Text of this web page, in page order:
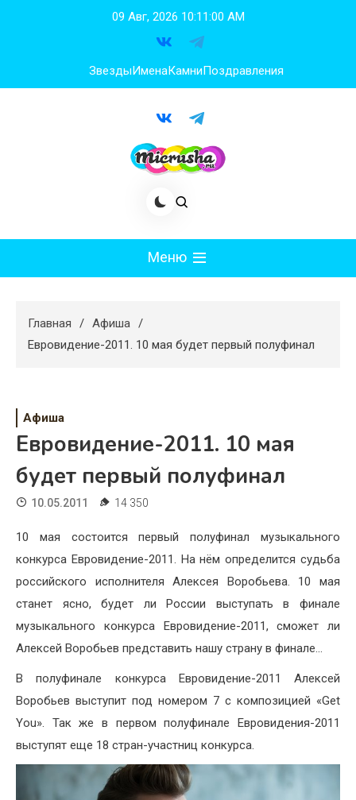
09 Авг, 2026 10:11:00 AM
ЗвездыИменаКамниПоздравления
Меню
Худеем
Свадьба
Дом
Жизнь
Хобби
Красота
Недвижимость
Главная
Афиша
Евровидение-2011. 10 мая будет первый полуфинал
Афиша
Евровидение-2011. 10 мая
будет первый полуфинал
10.05.2011 14 350
10 мая состоится первый полуфинал музыкального
конкурса Евровидение-2011. На нём определится судьба
российского исполнителя Алексея Воробьева. 10 мая
станет ясно, будет ли России выступать в финале
музыкального конкурса Евровидение-2011, сможет ли
Алексей Воробьев представить нашу страну в финале…
В полуфинале конкурса Евровидение-2011 Алексей
Воробьев выступит под номером 7 с композицией «Get
You». Так же в первом полуфинале Евровидения-2011
выступят еще 18 стран-участниц конкурса.